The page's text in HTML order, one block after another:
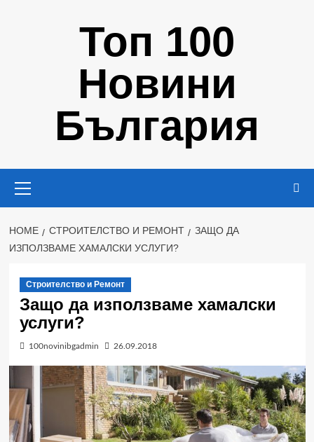
Топ 100
Новини
България
Menu
HOME СТРОИТЕЛСТВО И РЕМОНТ
ЗАЩО ДА
ИЗПОЛЗВАМЕ ХАМАЛСКИ УСЛУГИ?
Строителство и Ремонт
Защо да използваме хамалски
услуги?
100novinibgadmin 26.09.2018